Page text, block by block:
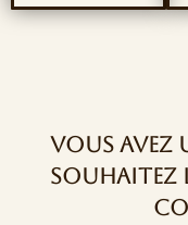
Vous avez
souhaitez